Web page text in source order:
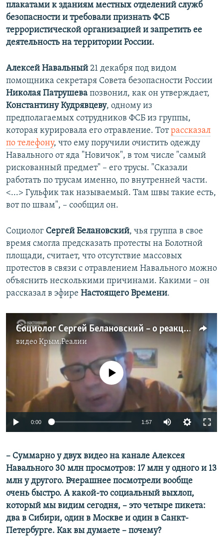
плакатами к зданиям местных отделений служб
безопасности и требовали признать ФСБ
террористической организацией и запретить ее
деятельность на территории России.
Алексей Навальный 21 декабря под видом
помощника секретаря Совета безопасности России
Николая Патрушева позвонил, как он утверждает,
Константину Кудрявцеву, одному из
предполагаемых сотрудников ФСБ из группы,
которая курировала его отравление. Тотрассказал
по телефону, что ему поручили очистить одежду
Навального от яда "Новичок", в том числе "самый
рискованный предмет" – его трусы. "Сказали
работать по трусам именно, по внутренней части.
<...> Гульфик так называемый. Там швы такие есть,
вот по швам", – сообщил он.
Социолог Сергей Белановский, чья группа в свое
время смогла предсказать протесты на Болотной
площади, считает, что отсутствие массовых
протестов в связи с отравлением Навального можно
объяснить несколькими причинами. Какими – он
рассказал в эфире Настоящего Времени.
Социолог Сергей Белановский – о реакции на отравление Навального
видеоКрым.Реалии
Auto 240p 360p 480p
720p 1080p
No media source currently available
0:00 1:57
360p
480p
1080p
– Суммарно у двух видео на канале Алексея
Навального 30 млн просмотров: 17 млн у одного и 13
млн у другого. Вчерашнее посмотрели вообще
очень быстро. А какой-то социальный выхлоп,
который мы видим сегодня, – это четыре пикета:
два в Сибири, один в Москве и один в Санкт-
Петербурге. Как вы думаете – почему?